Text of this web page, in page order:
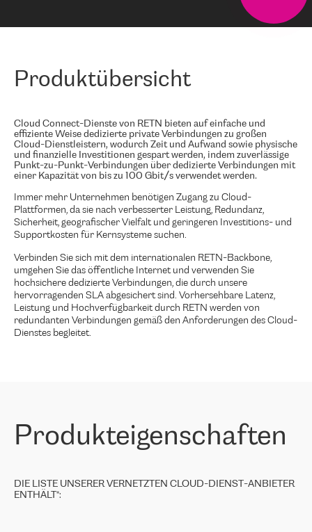
Produktübersicht
Cloud Connect-Dienste von RETN bieten auf einfache und
effiziente Weise dedizierte private Verbindungen zu großen
Cloud-Dienstleistern, wodurch Zeit und Aufwand sowie physische
und finanzielle Investitionen gespart werden, indem zuverlässige
Punkt-zu-Punkt-Verbindungen über dedizierte Verbindungen mit
einer Kapazität von bis zu 100 Gbit/s verwendet werden.
Immer mehr Unternehmen benötigen Zugang zu Cloud-
Plattformen, da sie nach verbesserter Leistung, Redundanz,
Sicherheit, geografischer Vielfalt und geringeren Investitions- und
Supportkosten für Kernsysteme suchen.
Verbinden Sie sich mit dem internationalen RETN-Backbone,
umgehen Sie das öffentliche Internet und verwenden Sie
hochsichere dedizierte Verbindungen, die durch unsere
hervorragenden SLA abgesichert sind. Vorhersehbare Latenz,
Leistung und Hochverfügbarkeit durch RETN werden von
redundanten Verbindungen gemäß den Anforderungen des Cloud-
Dienstes begleitet.
Produkteigenschaften
DIE LISTE UNSERER VERNETZTEN CLOUD-DIENST-ANBIETER
ENTHÄLT*: